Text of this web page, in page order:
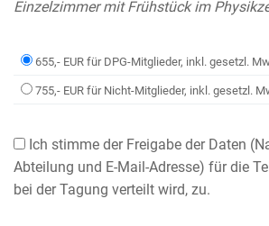
Einzelzimmer mit Frühstück im
655,- EUR für DPG-Mitglieder, inkl. gesetzl.
755,- EUR für Nicht-Mitglieder, inkl. gesetzl.
Ich stimme der Freigabe der Daten
Abteilung und E-Mail-Adresse) für die
bei der Tagung verteilt wird, zu.